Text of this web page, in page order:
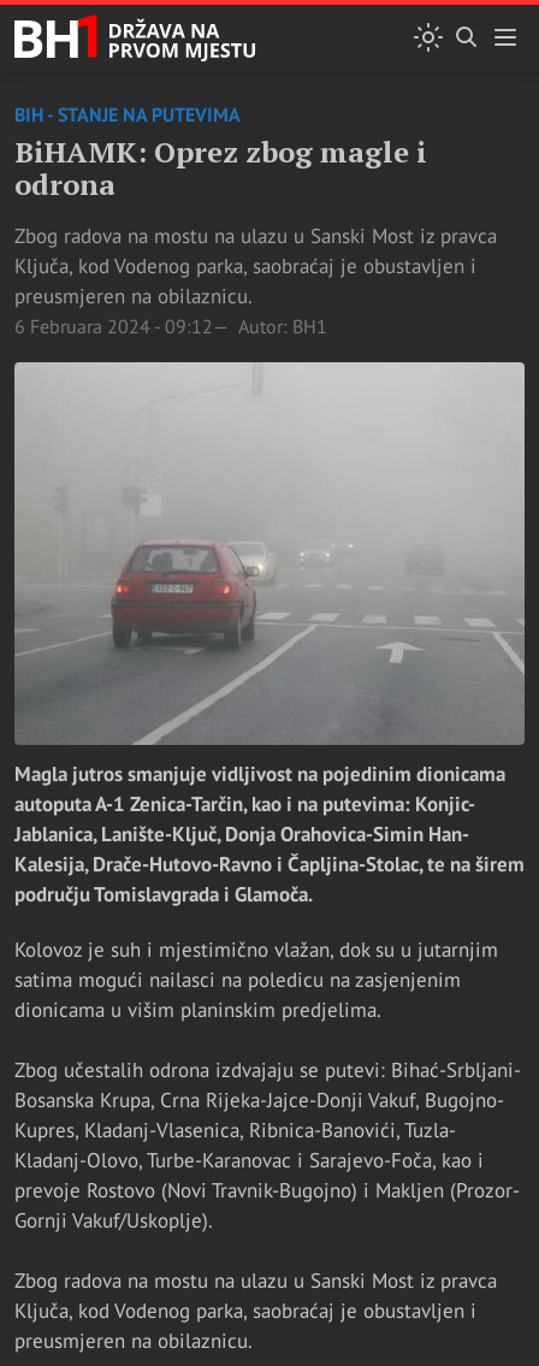
BIH - STANJE NA PUTEVIMA
BiHAMK: Oprez zbog magle i
odrona
Zbog radova na mostu na ulazu u Sanski Most iz pravca
Ključa, kod Vodenog parka, saobraćaj je obustavljen i
preusmjeren na obilaznicu.
6 Februara 2024 - 09:12 Autor: BH1
Magla jutros smanjuje vidljivost na pojedinim dionicama
autoputa A-1 Zenica-Tarčin, kao i na putevima: Konjic-
Jablanica, Lanište-Ključ, Donja Orahovica-Simin Han-
Kalesija, Drače-Hutovo-Ravno i Čapljina-Stolac, te na širem
području Tomislavgrada i Glamoča.
Kolovoz je suh i mjestimično vlažan, dok su u jutarnjim
satima mogući nailasci na poledicu na zasjenjenim
dionicama u višim planinskim predjelima.
Zbog učestalih odrona izdvajaju se putevi: Bihać-Srbljani-
Bosanska Krupa, Crna Rijeka-Jajce-Donji Vakuf, Bugojno-
Kupres, Kladanj-Vlasenica, Ribnica-Banovići, Tuzla-
Kladanj-Olovo, Turbe-Karanovac i Sarajevo-Foča, kao i
prevoje Rostovo (Novi Travnik-Bugojno) i Makljen (Prozor-
Gornji Vakuf/Uskoplje).
Zbog radova na mostu na ulazu u Sanski Most iz pravca
Ključa, kod Vodenog parka, saobraćaj je obustavljen i
preusmjeren na obilaznicu.